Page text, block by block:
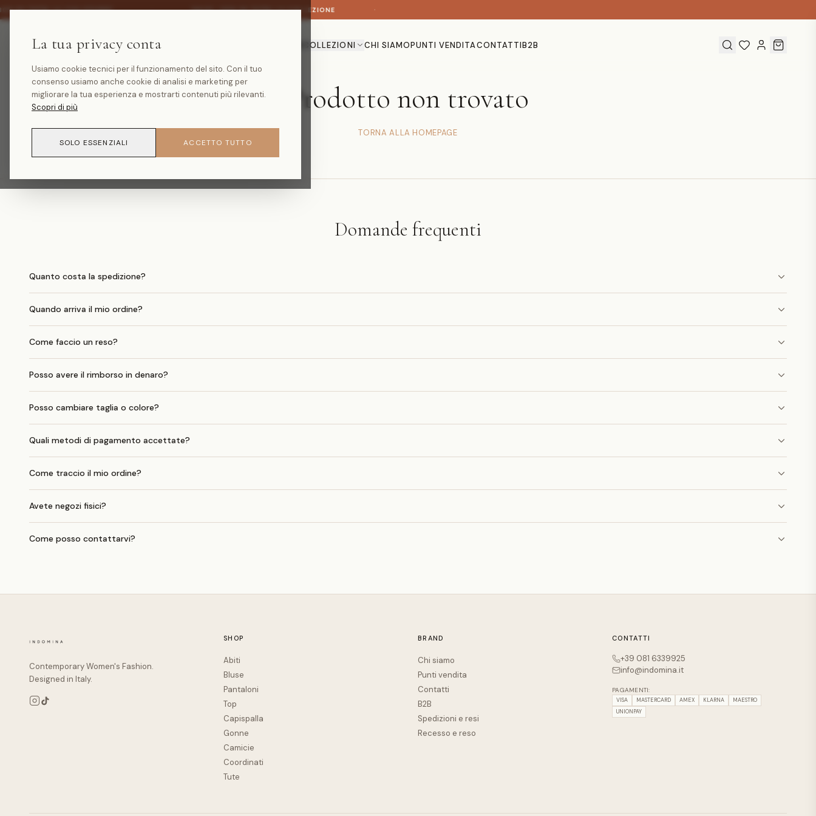
SU TUTTA LA COLLEZIONE · SALDI -30% SU TUTTA LA COLLEZIONE
COLLEZIONI CHI SIAMOPUNTI VENDITACONTATTIB2B
Prodotto non trovato
TORNA ALLA HOMEPAGE
Domande frequenti
Quanto costa la spedizione?
Quando arriva il mio ordine?
Come faccio un reso?
Posso avere il rimborso in denaro?
Posso cambiare taglia o colore?
Quali metodi di pagamento accettate?
Come traccio il mio ordine?
Avete negozi fisici?
Come posso contattarvi?
Contemporary Women's Fashion.
Designed in Italy.
SHOP
Abiti
Bluse
Pantaloni
Top
Capispalla
Gonne
Camicie
Coordinati
Tute
BRAND
Chi siamo
Punti vendita
Contatti
B2B
Spedizioni e resi
Recesso e reso
CONTATTI
+39 081 6339925
info@indomina.it
PAGAMENTI:
VISA MASTERCARD AMEX KLARNA
MAESTRO
UNIONPAY
La tua privacy conta
Usiamo cookie tecnici per il funzionamento del sito. Con il tuo
consenso usiamo anche cookie di analisi e marketing per
migliorare la tua esperienza e mostrarti contenuti più rilevanti.
Scopri di più
SOLO ESSENZIALI ACCETTO TUTTO